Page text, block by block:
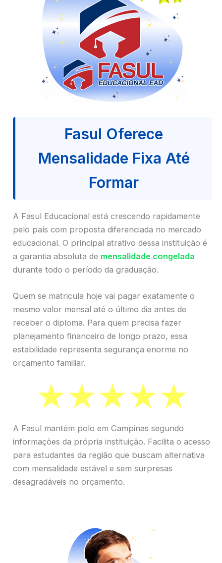
Fasul Oferece
Mensalidade Fixa Até
Formar
A Fasul Educacional está crescendo rapidamente
pelo país com proposta diferenciada no mercado
educacional. O principal atrativo dessa instituição é
a garantia absoluta de mensalidade congelada
durante todo o período da graduação.
Quem se matricula hoje vai pagar exatamente o
mesmo valor mensal até o último dia antes de
receber o diploma. Para quem precisa fazer
planejamento financeiro de longo prazo, essa
estabilidade representa segurança enorme no
orçamento familiar.
A Fasul mantém polo em Campinas segundo
informações da própria instituição. Facilita o acesso
para estudantes da região que buscam alternativa
com mensalidade estável e sem surpresas
desagradáveis no orçamento.